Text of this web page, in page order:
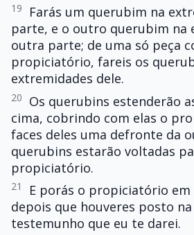
19
Farás um querubim na
parte, e o outro querubim na
outra parte; de uma só peça
propiciatório, fareis os
extremidades dele.
20
Os querubins estenderão
cima, cobrindo com elas o
faces deles uma defronte da
querubins estarão voltadas
propiciatório.
21
E porás o propiciatório em
depois que houveres posto
testemunho que eu te darei.